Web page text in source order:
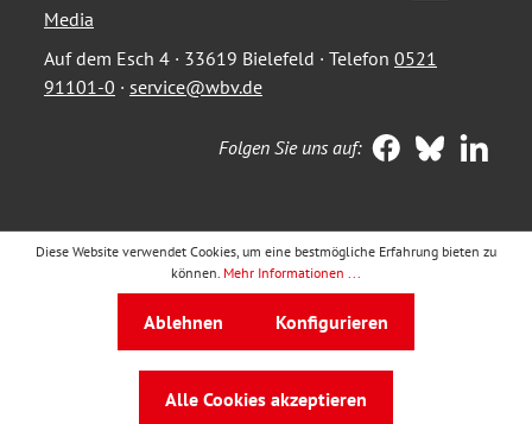
Media
Auf dem Esch 4 · 33619 Bielefeld · Telefon 0521
91101-0 · service@wbv.de
Folgen Sie uns auf:
Diese Website verwendet Cookies, um eine bestmögliche Erfahrung bieten zu
können. Mehr Informationen ...
Ablehnen Konfigurieren
Alle Cookies akzeptieren